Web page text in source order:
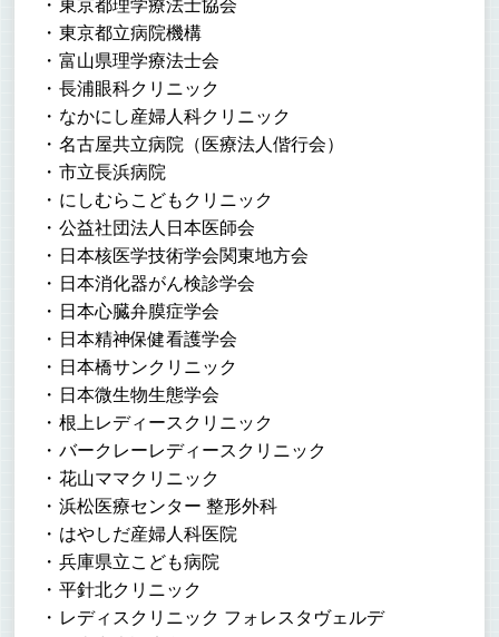
東京都理学療法士協会
東京都立病院機構
富山県理学療法士会
長浦眼科クリニック
なかにし産婦人科クリニック
名古屋共立病院（医療法人偕行会）
市立長浜病院
にしむらこどもクリニック
公益社団法人日本医師会
日本核医学技術学会関東地方会
日本消化器がん検診学会
日本心臓弁膜症学会
日本精神保健看護学会
日本橋サンクリニック
日本微生物生態学会
根上レディースクリニック
バークレーレディースクリニック
花山ママクリニック
浜松医療センター 整形外科
はやしだ産婦人科医院
兵庫県立こども病院
平針北クリニック
レディスクリニック フォレスタヴェルデ